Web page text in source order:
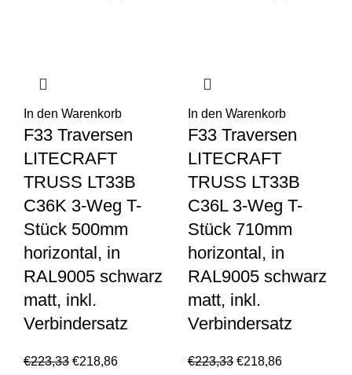
In den Warenkorb
F33 Traversen
LITECRAFT
TRUSS LT33B
C36K 3-Weg T-
Stück 500mm
horizontal, in
RAL9005 schwarz
matt, inkl.
Verbindersatz
€223,33 €218,86
In den Warenkorb
F33 Traversen
LITECRAFT
TRUSS LT33B
C36L 3-Weg T-
Stück 710mm
horizontal, in
RAL9005 schwarz
matt, inkl.
Verbindersatz
€223,33 €218,86